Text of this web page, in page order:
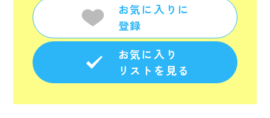
お気に入りに
登録
お気に入り
リストを見る